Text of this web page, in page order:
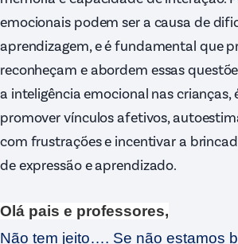
emocionais podem ser a causa de
aprendizagem, e é fundamental que
reconheçam e abordem essas
a inteligência emocional nas
promover vínculos afetivos,
com frustrações e incentivar a
de expressão e aprendizado.
Olá pais e professores,
Não tem jeito…. Se não estamos